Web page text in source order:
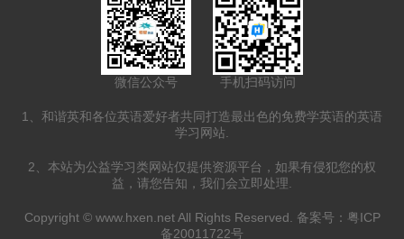
微信公众号 手机扫码访问
1、和谐英和各位英语爱好者共同打造最出色的免费学英语的英语
学习网站.
2、本站为公益学习类网站仅提供资源平台，如果有侵犯您的权
益，请您告知，我们会立即处理.
Copyright © www.hxen.netAll Rights Reserved. 备案号： 粤ICP
备20011722号